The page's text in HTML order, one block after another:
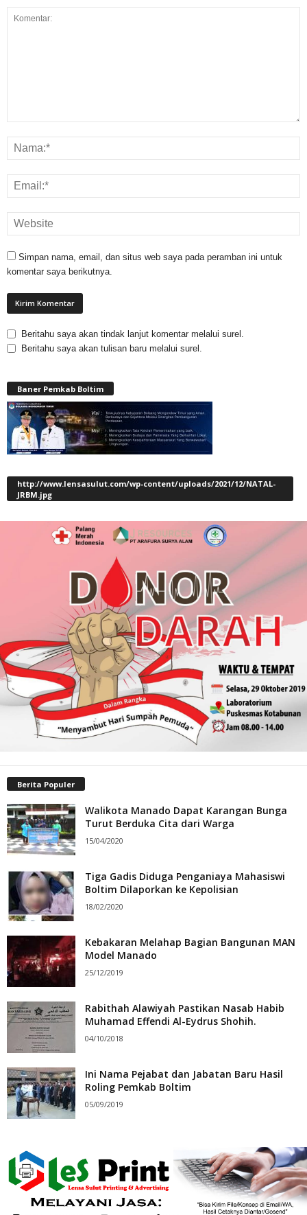
Simpan nama, email, dan situs web saya pada peramban ini untuk
komentar saya berikutnya.
Beritahu saya akan tindak lanjut komentar melalui surel.
Beritahu saya akan tulisan baru melalui surel.
Baner Pemkab Boltim
http://www.lensasulut.com/wp-content/uploads/2021/12/NATAL-
JRBM.jpg
Berita Populer
Walikota Manado Dapat Karangan Bunga
Turut Berduka Cita dari Warga
15/04/2020
Tiga Gadis Diduga Penganiaya Mahasiswi
Boltim Dilaporkan ke Kepolisian
18/02/2020
Kebakaran Melahap Bagian Bangunan MAN
Model Manado
25/12/2019
Rabithah Alawiyah Pastikan Nasab Habib
Muhamad Effendi Al-Eydrus Shohih.
04/10/2018
Ini Nama Pejabat dan Jabatan Baru Hasil
Roling Pemkab Boltim
05/09/2019